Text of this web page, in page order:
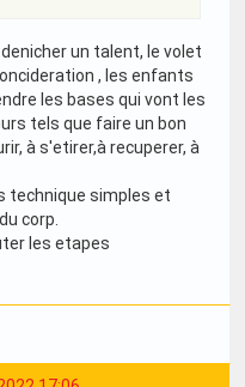
un talent, le volet
, les enfants
les bases qui vont les
tels que faire un bon
à s'etirer,à recuperer, à
technique simples et
corp.
les etapes